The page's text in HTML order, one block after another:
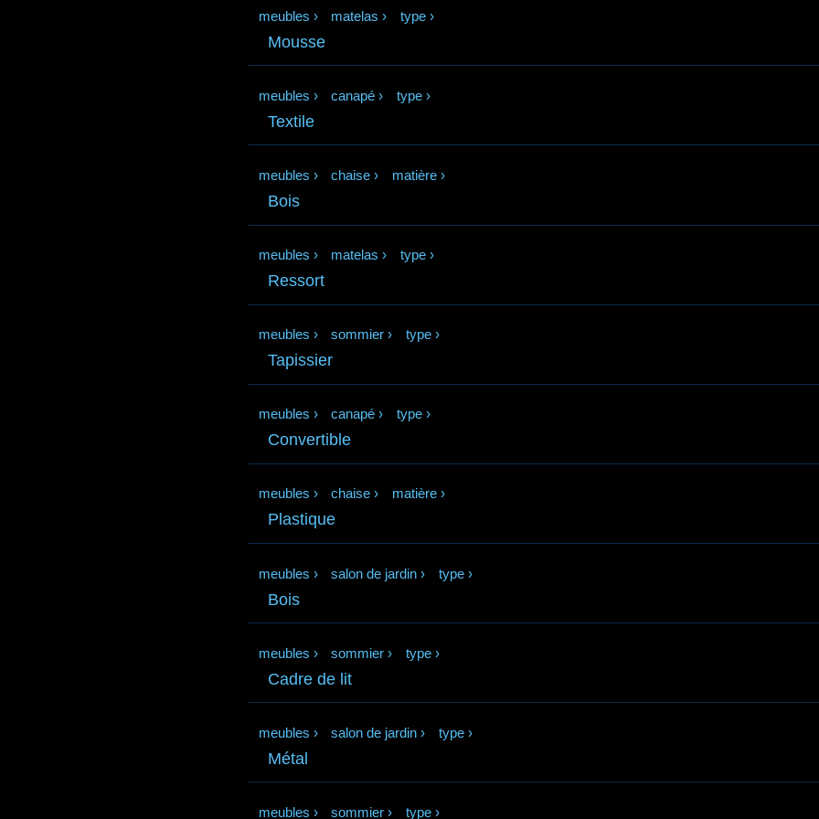
meubles › matelas › type ›
Mousse
meubles › canapé › type ›
Textile
meubles › chaise › matière ›
Bois
meubles › matelas › type ›
Ressort
meubles › sommier › type ›
Tapissier
meubles › canapé › type ›
Convertible
meubles › chaise › matière ›
Plastique
meubles › salon de jardin › type ›
Bois
meubles › sommier › type ›
Cadre de lit
meubles › salon de jardin › type ›
Métal
meubles › sommier › type ›